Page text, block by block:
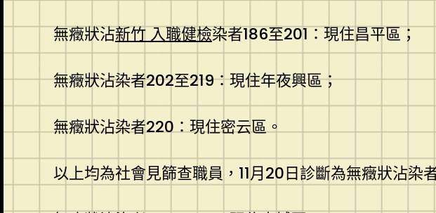
無癥狀沾新竹 入職健檢染者186至201：現住昌平區；
無癥狀沾染者202至219：現住年夜興區；
無癥狀沾染者220：現住密云區。
以上均為社會見篩查職員，11月20日診斷為無癥狀沾染